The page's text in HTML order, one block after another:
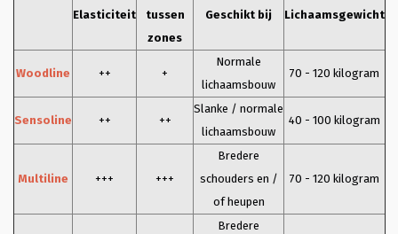
Elasticiteit
tussen
zones
Geschikt bij Lichaamsgewicht
Woodline ++ +
Normale
lichaamsbouw
70 - 120 kilogram
Sensoline ++ ++
Slanke / normale
lichaamsbouw
40 - 100 kilogram
Multiline +++ +++
Bredere
schouders en /
of heupen
70 - 120 kilogram
Bredere